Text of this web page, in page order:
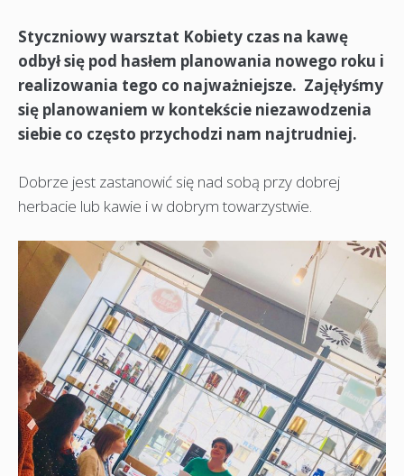
Styczniowy warsztat Kobiety czas na kawę
odbył się pod hasłem planowania nowego roku i
realizowania tego co najważniejsze. Zajęłyśmy
się planowaniem w kontekście niezawodzenia
siebie co często przychodzi nam najtrudniej.
Dobrze jest zastanowić się nad sobą przy dobrej
herbacie lub kawie i w dobrym towarzystwie.